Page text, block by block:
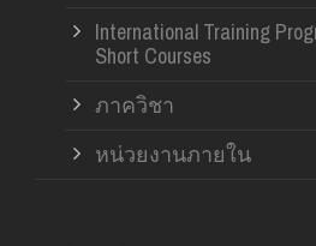
International Training
Short Courses
ภาควิชา
หน่วยงานภายใน